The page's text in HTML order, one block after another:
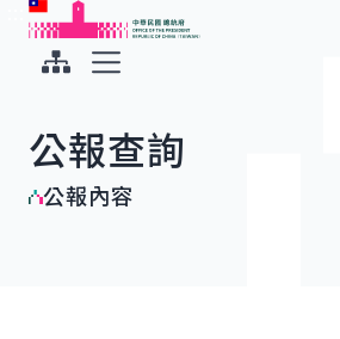
跳到主要內容
中華民國總統府
公報查詢
公報內容